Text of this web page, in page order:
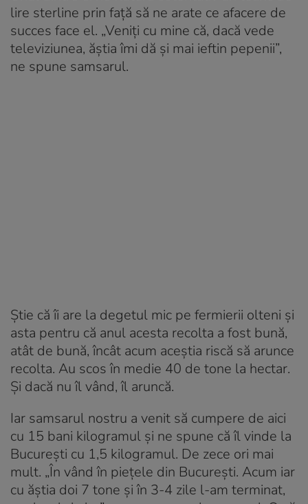
lire sterline prin față să ne arate ce afacere de
succes face el. „Veniți cu mine că, dacă vede
televiziunea, ăștia îmi dă și mai ieftin pepenii”,
ne spune samsarul.
Știe că îi are la degetul mic pe fermierii olteni și
asta pentru că anul acesta recolta a fost bună,
atât de bună, încât acum aceștia riscă să arunce
recolta. Au scos în medie 40 de tone la hectar.
Și dacă nu îl vând, îl aruncă.
Iar samsarul nostru a venit să cumpere de aici
cu 15 bani kilogramul și ne spune că îl vinde la
București cu 1,5 kilogramul. De zece ori mai
mult. „În vând în piețele din București. Acum iar
cu ăștia doi 7 tone și în 3-4 zile l-am terminat,